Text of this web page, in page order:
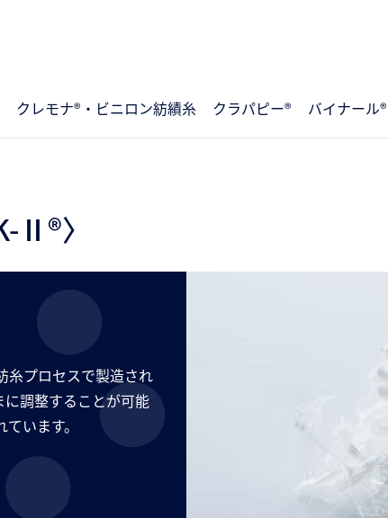
クレモナ®・ビニロン紡績糸 クラパピー® バイナール®
Ⅱ®〉
糸プロセスで製造され
に調整することが可能
います。